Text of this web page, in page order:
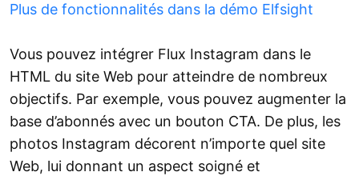
Plus de fonctionnalités dans la démo Elfsight
Vous pouvez intégrer Flux Instagram dans le
HTML du site Web pour atteindre de nombreux
objectifs. Par exemple, vous pouvez augmenter la
base d’abonnés avec un bouton CTA. De plus, les
photos Instagram décorent n’importe quel site
Web, lui donnant un aspect soigné et